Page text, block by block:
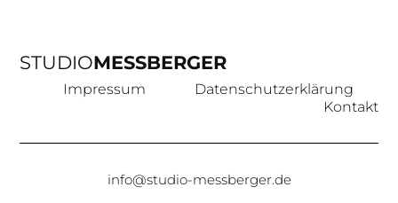
STUDIOMESSBERGER
Impressum
Datenschutzerklärung
Kontakt
info@studio-messberger.de